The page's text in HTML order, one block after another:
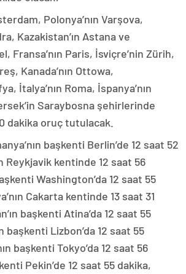
Polonya’nın Varşova,
Kazakistan’ın Astana ve
Fransa’nın Paris, İsviçre’nin Zürih,
Kanada’nın Ottowa,
İtalya’nın Roma, İspanya’nın
Saraybosna şehirlerinde
dakika oruç tutulacak.
başkenti Berlin’de 12 saat 52
Reykjavik kentinde 12 saat 56
Washington’da 12 saat 55
Cakarta kentinde 13 saat 31
başkenti Atina’da 12 saat 55
başkenti Lizbon’da 12 saat 55
başkenti Tokyo’da 12 saat 56
Pekin’de 12 saat 55 dakika,